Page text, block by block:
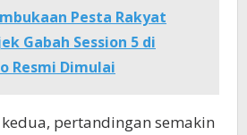
Pesta Rakyat
Gabah Session 5 di
Resmi Dimulai
pertandingan semakin